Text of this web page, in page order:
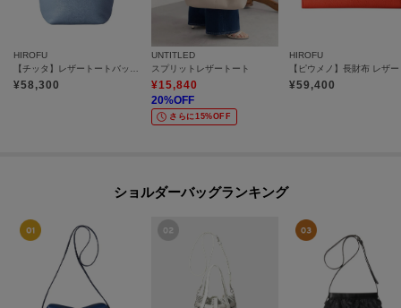
HIROFU
¥58,300
UNTITLED
スプリットレザートート
¥15,840
20%OFF
さらに15%OFF
HIROFU
¥59,400
ショルダーバッグランキング